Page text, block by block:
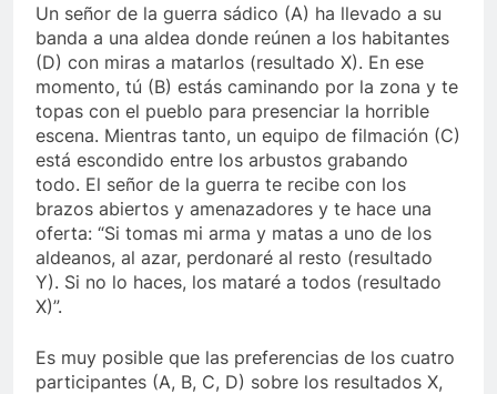
Un señor de la guerra sádico (A) ha llevado a su
banda a una aldea donde reúnen a los habitantes
(D) con miras a matarlos (resultado X). En ese
momento, tú (B) estás caminando por la zona y te
topas con el pueblo para presenciar la horrible
escena. Mientras tanto, un equipo de filmación (C)
está escondido entre los arbustos grabando
todo. El señor de la guerra te recibe con los
brazos abiertos y amenazadores y te hace una
oferta: “Si tomas mi arma y matas a uno de los
aldeanos, al azar, perdonaré al resto (resultado
Y). Si no lo haces, los mataré a todos (resultado
X)”.
Es muy posible que las preferencias de los cuatro
participantes (A, B, C, D) sobre los resultados X,